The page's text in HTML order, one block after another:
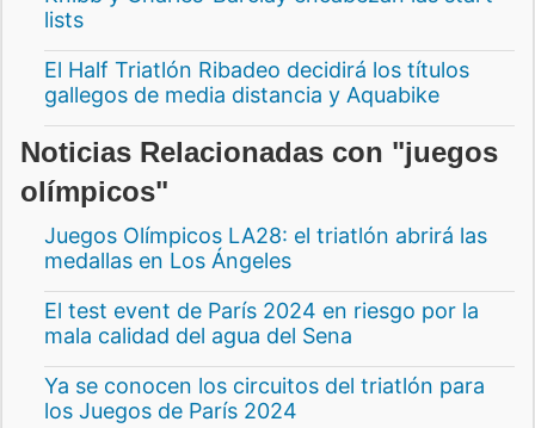
lists
El Half Triatlón Ribadeo decidirá los títulos
gallegos de media distancia y Aquabike
Noticias Relacionadas con "juegos
olímpicos"
Juegos Olímpicos LA28: el triatlón abrirá las
medallas en Los Ángeles
El test event de París 2024 en riesgo por la
mala calidad del agua del Sena
Ya se conocen los circuitos del triatlón para
los Juegos de París 2024